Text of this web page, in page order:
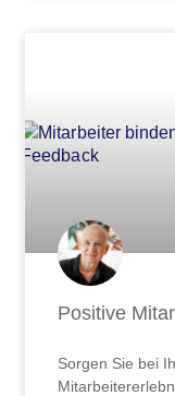
Positive
Sorgen Sie bei